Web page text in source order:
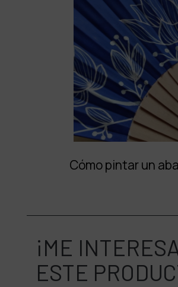
Cómo pintar un
¡ME
ESTE